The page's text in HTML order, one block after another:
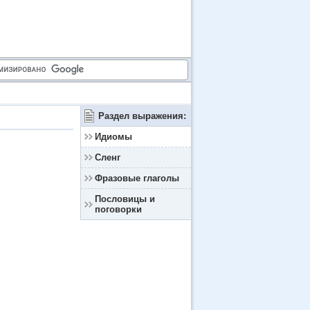
Раздел выражения:
Идиомы
Сленг
Фразовые глаголы
Пословицы и
поговорки